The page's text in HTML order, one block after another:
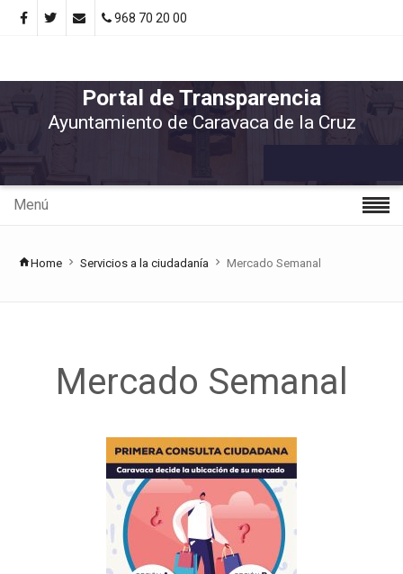
968 70 20 00
Portal de Transparencia
Ayuntamiento de Caravaca de la Cruz
Menú
Home Servicios a la ciudadanía Mercado Semanal
Mercado Semanal